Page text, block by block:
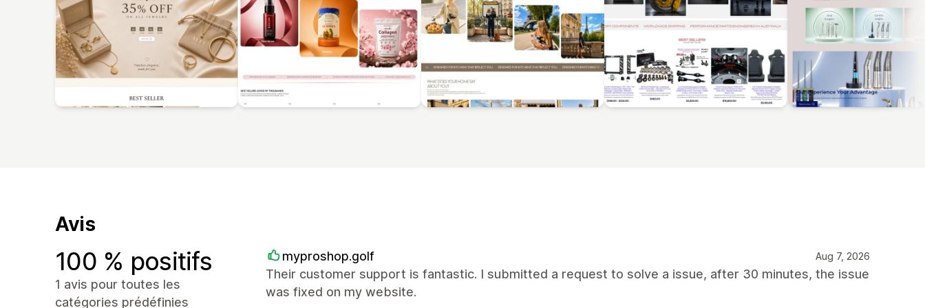
Avis
100 % positifs
1 avis pour toutes les
catégories prédéfinies
myproshop.golf Aug 7, 2026
Their customer support is fantastic. I submitted a request to solve a issue, after 30 minutes, the issue
was fixed on my website.